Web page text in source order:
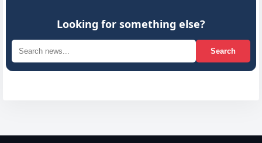
Looking for something else?
Search